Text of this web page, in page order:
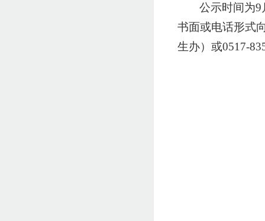
公示时间为
书面或电话形式
生办）或0517-